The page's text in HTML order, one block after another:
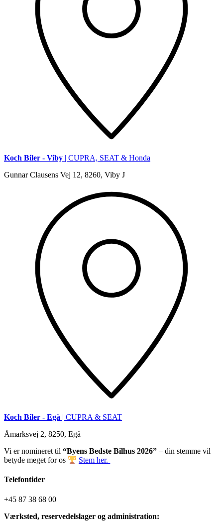
Koch Biler - Viby | CUPRA, SEAT & Honda
Gunnar Clausens Vej 12, 8260, Viby J
Koch Biler - Egå | CUPRA & SEAT
Åmarksvej 2, 8250, Egå
Vi er nomineret til “Byens Bedste Bilhus 2026” – din stemme vil
betyde meget for os
Stem her.
Telefontider
+45 87 38 68 00
Værksted, reservedelslager og administration: